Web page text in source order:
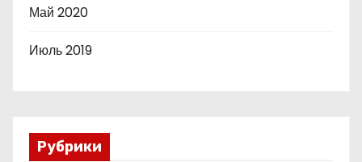
Май 2020
Июль 2019
Рубрики